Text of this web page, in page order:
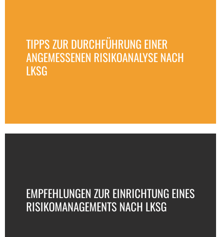
TIPPS ZUR DURCHFÜHRUNG EINER
ANGEMESSENEN RISIKOANALYSE NACH
LKSG
EMPFEHLUNGEN ZUR EINRICHTUNG EINES
RISIKOMANAGEMENTS NACH LKSG